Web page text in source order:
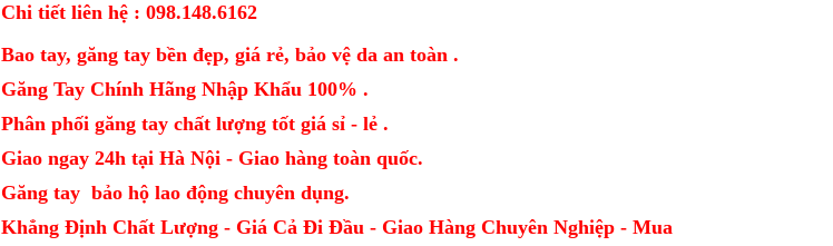
Chi tiết liên hệ : 098.148.6162
Bao tay, găng tay bền đẹp, giá rẻ, bảo vệ da an toàn .
Găng Tay Chính Hãng Nhập Khẩu 100% .
Phân phối găng tay chất lượng tốt giá sỉ - lẻ .
Giao ngay 24h tại Hà Nội - Giao hàng toàn quốc.
Găng tay bảo hộ lao động chuyên dụng.
Khẳng Định Chất Lượng - Giá Cả Đi Đầu - Giao Hàng Chuyên Nghiệp - Mua